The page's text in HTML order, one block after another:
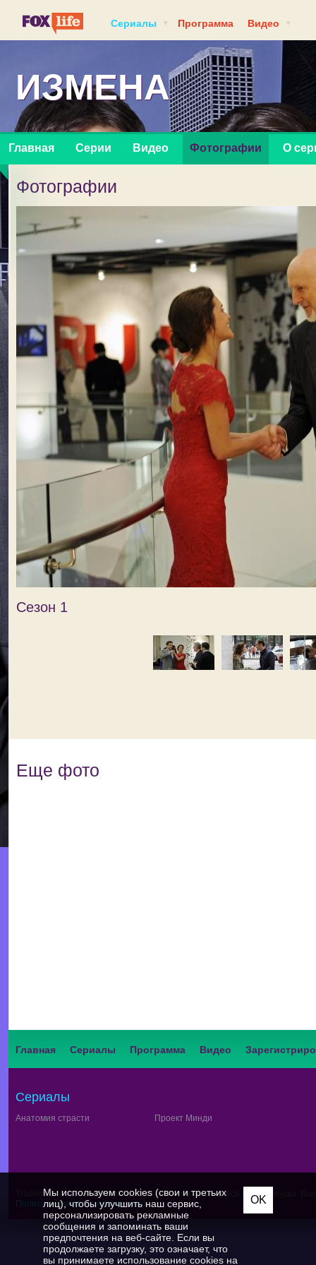
Сериалы Программа Видео
ИЗМЕНА
Главная Серии Видео Фотографии О
Фотографии
Сезон 1
Еще фото
Главная Сериалы Программа Видео
Сериалы
Анатомия страсти Проект Минди
Trademark & Copyright Notice:™ и © FOX и относящиеся к ним бренды.
Политикой конфиденциальности
Мы используем cookies (свои и третьих
лиц), чтобы улучшить наш сервис,
персонализировать рекламные
сообщения и запоминать ваши
предпочтения на веб-сайте. Если вы
продолжаете загрузку, это означает, что
вы принимаете использование cookies на
OK